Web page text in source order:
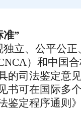
准”
独立、公平公正
）和中国
的司法鉴定意
书可在国际多
鉴定程序通则